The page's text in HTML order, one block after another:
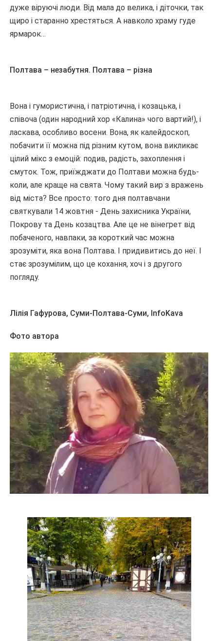
дуже віруючі люди. Від мала до велика, і діточки, так
щиро і старанно хрестяться. А навколо храму гуде
ярмарок…
Полтава – незабутня. Полтава – різна
Вона і гумористична, і патріотична, і козацька, і
співоча (один народний хор «Калина» чого вартий!), і
ласкава, особливо восени. Вона, як калейдоскоп,
побачити її можна під різним кутом, вона викликає
цілий мікс з емоцій: подив, радість, захоплення і
смуток. Тож, приїжджати до Полтави можна будь-
коли, але краще на свята. Чому такий вир з вражень
від міста? Все просто: того дня полтавчани
святкували 14 жовтня - День захисника України,
Покрову та День козацтва. Але це не вінегрет від
побаченого, навпаки, за короткий час можна
зрозуміти, яка вона Полтава. І придивитись до неї. І
стає зрозумілим, що це кохання, хоч і з другого
погляду.
Лілія Гафурова, Суми-Полтава-Суми, InfoKava
Фото автора